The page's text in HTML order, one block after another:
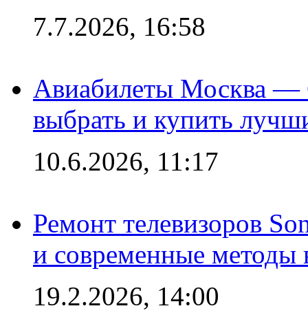
7.7.2026, 16:58
Авиабилеты Москва —
выбрать и купить
10.6.2026, 11:17
Ремонт телевизоров
и современные методы
19.2.2026, 14:00